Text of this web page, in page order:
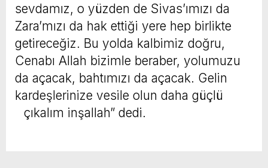
sevdamız, o yüzden de Sivas’ımızı da
Zara’mızı da hak ettiği yere hep birlikte
getireceğiz. Bu yolda kalbimiz doğru,
Cenabı Allah bizimle beraber, yolumuzu
da açacak, bahtımızı da açacak. Gelin
kardeşlerinize vesile olun daha güçlü
çıkalım inşallah” dedi.